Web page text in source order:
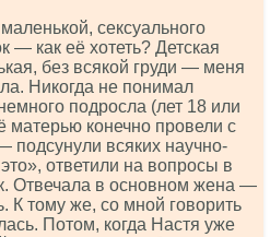
сексуального
как её хотеть? Детская
без всякой груди — меня
Никогда не понимал
подросла (лет 18 или
матерью конечно провели с
подсунули всяких научно-
ответили на вопросы в
Отвечала в основном жена —
К тому же, со мной говорить
Потом, когда Настя уже